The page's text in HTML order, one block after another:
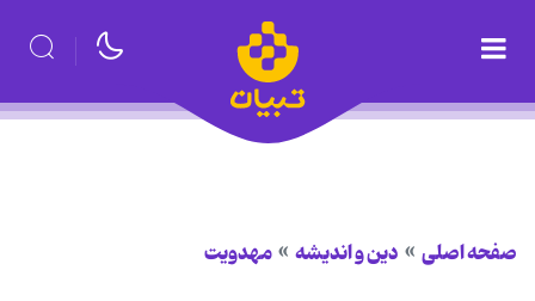
صفحه اصلی دین و اندیشه مهدویت